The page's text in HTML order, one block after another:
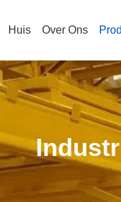
Huis Over Ons